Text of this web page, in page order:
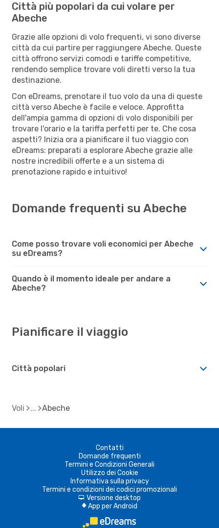
Città più popolari da cui volare per
Abeche
Grazie alle opzioni di volo frequenti, vi sono diverse
città da cui partire per raggiungere Abeche. Queste
città offrono servizi comodi e tariffe competitive,
rendendo semplice trovare voli diretti verso la tua
destinazione.
Con eDreams, prenotare il tuo volo da una di queste
città verso Abeche è facile e veloce. Approfitta
dell'ampia gamma di opzioni di volo disponibili per
trovare l'orario e la tariffa perfetti per te. Che cosa
aspetti? Inizia ora a pianificare il tuo viaggio con
eDreams: preparati a esplorare Abeche grazie alle
nostre incredibili offerte e a un sistema di
prenotazione rapido e intuitivo!
Domande frequenti su Abeche
Come posso trovare voli economici per Abeche
su eDreams?
Quando è il momento ideale per andare a
Abeche?
Pianificare il viaggio
Città popolari
Voli Abeche
Contatti
Domande frequenti
Termini e Condizioni Generali
Utilizzo dei Cookie
Informativa sulla privacy
Termini e condizioni dei codici promozionali
d Versione desktop
A App per Android